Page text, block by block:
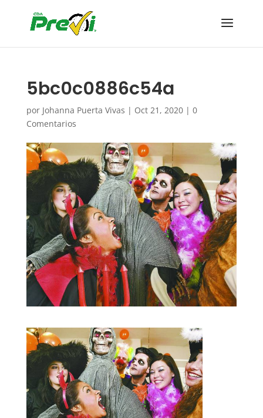
5bc0c0886c54a
por Johanna Puerta Vivas | Oct 21, 2020| 0
Comentarios